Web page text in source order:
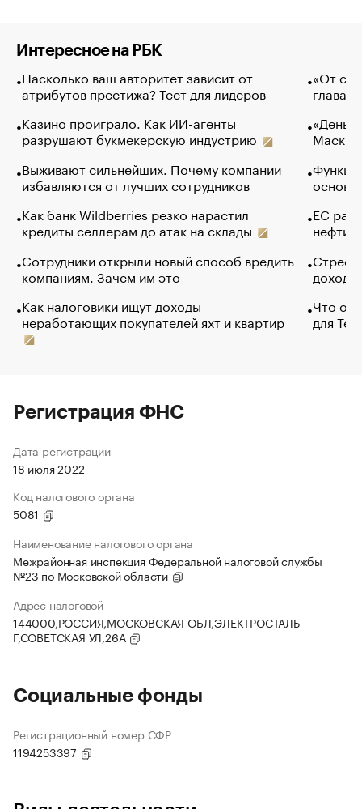
Интересное на РБК
Насколько ваш авторитет зависит от
атрибутов престижа? Тест для лидеров
Казино проиграло. Как ИИ-агенты
разрушают букмекерскую индустрию
Выживают сильнейших. Почему компании
избавляются от лучших сотрудников
Как банк Wildberries резко нарастил
кредиты селлерам до атак на склады
Сотрудники открыли новый способ вредить
компаниям. Зачем им это
Как налоговики ищут доходы
неработающих покупателей яхт и квартир
«От
глава
Маск в
основ
ЕС
нефти
Что
для
Регистрация ФНС
Дата регистрации
18 июля 2022
Код налогового органа
5081
Наименование налогового органа
Межрайонная инспекция Федеральной налоговой службы
№23 по Московской области
Адрес налоговой
144000,РОССИЯ,МОСКОВСКАЯ ОБЛ,ЭЛЕКТРОСТАЛЬ
Г,СОВЕТСКАЯ УЛ,26А
Социальные фонды
Регистрационный номер СФР
1194253397